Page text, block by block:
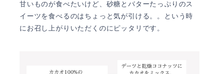
甘いものが食べたいけど、砂糖とバターたっぷりのス
イーツを食べるのはちょっと気が引ける。。という時
にお召し上がりいただくのにピッタリです。